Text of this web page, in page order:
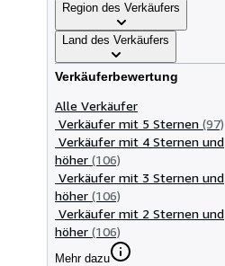
Region des Verkäufers
Land des Verkäufers
Verkäuferbewertung
Alle Verkäufer
Verkäufer mit 5 Sternen (97)
Verkäufer mit 4 Sternen und
höher (106)
Verkäufer mit 3 Sternen und
höher (106)
Verkäufer mit 2 Sternen und
höher (106)
Mehr dazu